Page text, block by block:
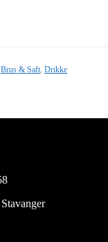
Brus & Saft, Drikke